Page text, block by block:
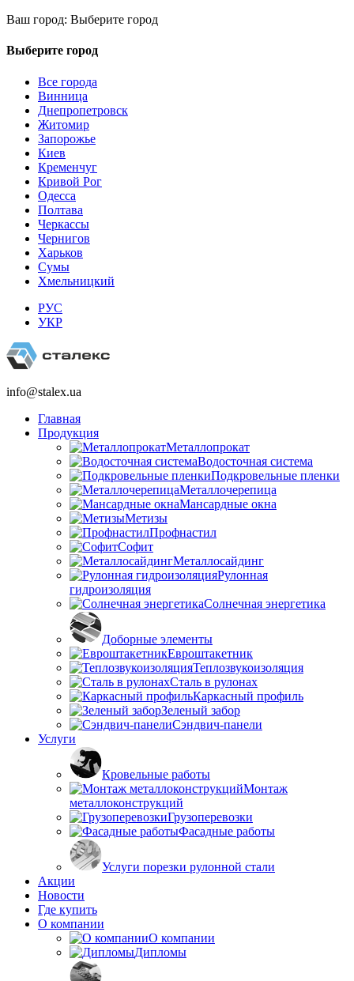
Ваш город: Выберите город
Выберите город
Все города
Винница
Днепропетровск
Житомир
Запорожье
Киев
Кременчуг
Кривой Рог
Одесса
Полтава
Черкассы
Чернигов
Харьков
Сумы
Хмельницкий
РУС
УКР
info@stalex.ua
Главная
Продукция
Металлопрокат
Водосточная система
Подкровельные пленки
Металлочерепица
Мансардные окна
Метизы
Профнастил
Софит
Металлосайдинг
Рулонная
гидроизоляция
Солнечная энергетика
Доборные элементы
Евроштакетник
Теплозвукоизоляция
Сталь в рулонах
Каркасный профиль
Зеленый забор
Сэндвич-панели
Услуги
Кровельные работы
Монтаж
металлоконструкций
Грузоперевозки
Фасадные работы
Услуги порезки рулонной стали
Акции
Новости
Где купить
О компании
О компании
Дипломы